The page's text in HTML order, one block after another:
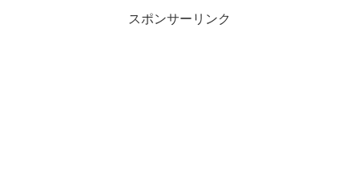
スポンサーリンク